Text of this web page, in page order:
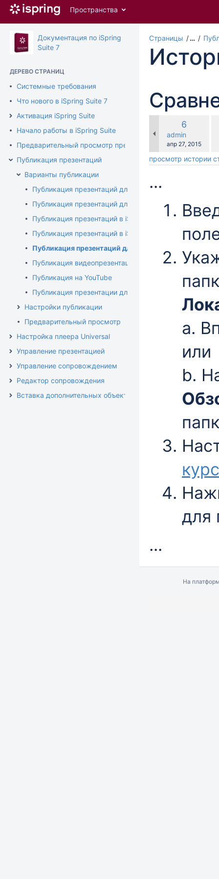
Перейти
главному
содержимому
assistive.skiplink.to.breadcrumbs
assistive.skiplink.to.header.menu
assistive.skiplink.to.quick.search
Пространства
Документация по iSpring
Suite 7
ДЕРЕВО СТРАНИЦ
Системные требования
Что нового в iSpring Suite 7
Активация iSpring Suite
Начало работы в iSpring Suite
Предварительный просмотр презентации
Публикация презентаций
Варианты публикации
Публикация презентаций для Web
Публикация презентаций для CD
Публикация презентаций в iSpring Cloud
Публикация презентаций в iSpring Online
Публикация презентаций для СДО
Публикация видеопрезентаций
Публикация на YouTube
Публикация презентации для приложения iSpring
Настройки публикации
Предварительный просмотр
Настройка плеера Universal
Управление презентацией
Управление сопровождением
Редактор сопровождения
Вставка дополнительных объектов
Страницы …
Старая
версия
6
admin
Сохранено
апр 27, 2015
просмотр истории
...
a.
или
b.
для
...
На